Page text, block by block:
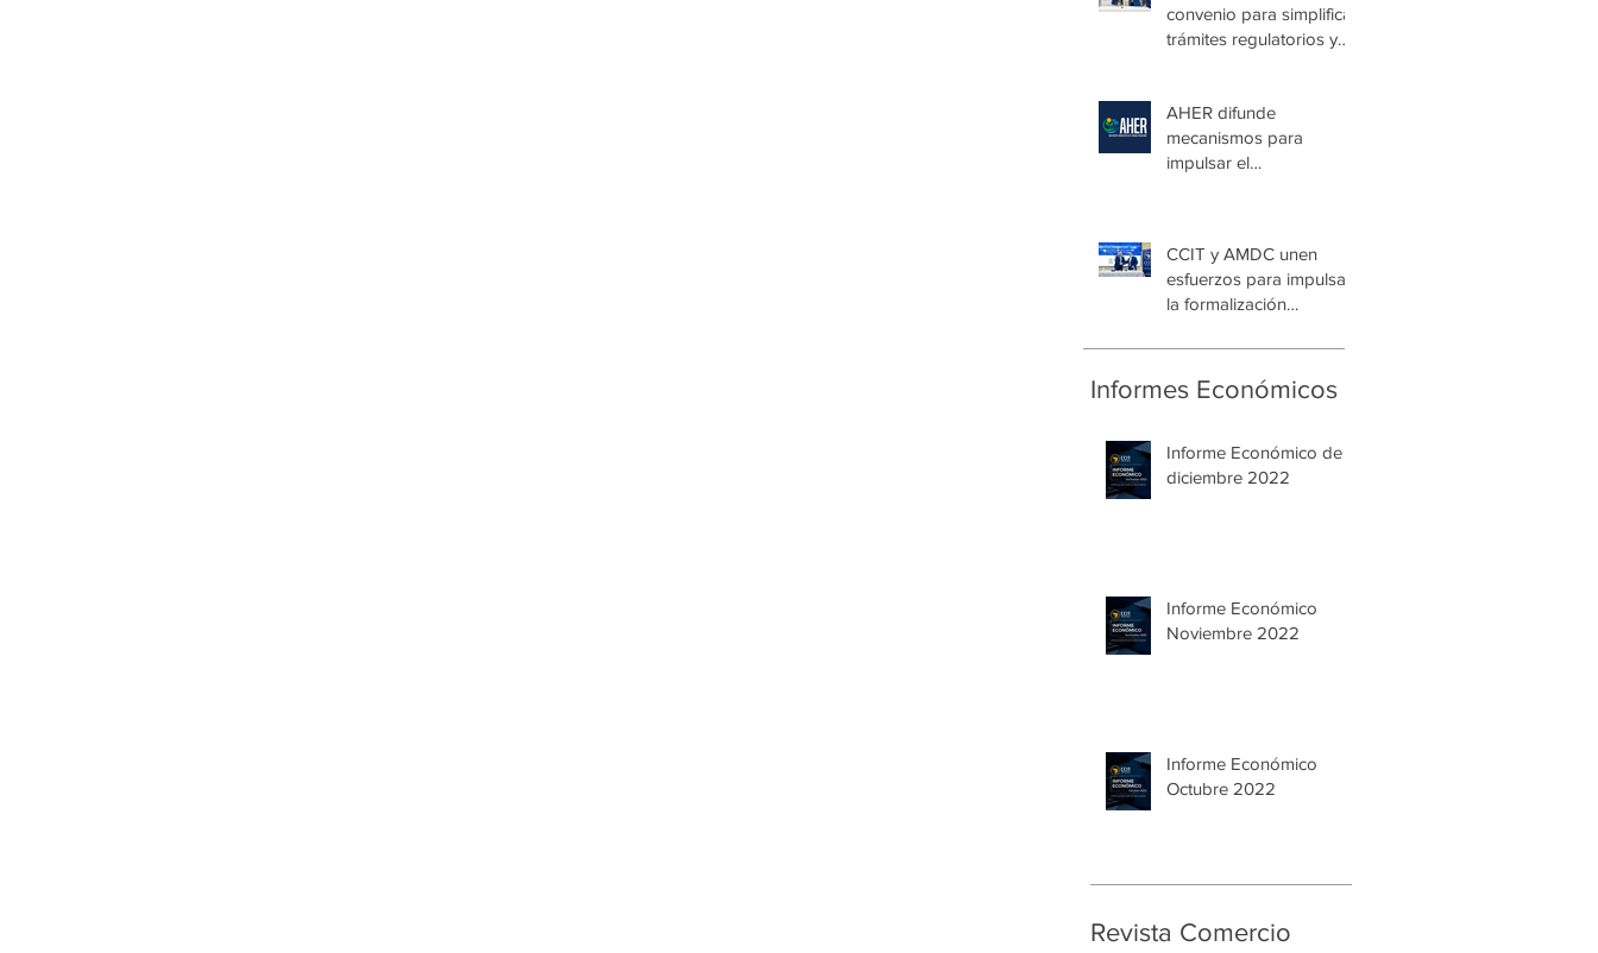
convenio para simplificar
trámites regulatorios y
AHER difunde
mecanismos para
impulsar el
CCIT y AMDC unen
esfuerzos para impulsar
la formalización
nuevas oportunidades
de empleo en la capital
Informes Económicos
Informe Económico de
diciembre 2022
Informe Económico
Noviembre 2022
Informe Económico
Octubre 2022
Revista Comercio